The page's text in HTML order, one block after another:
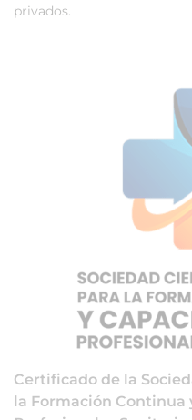
privados.
Certificado de la
la Formación Continua